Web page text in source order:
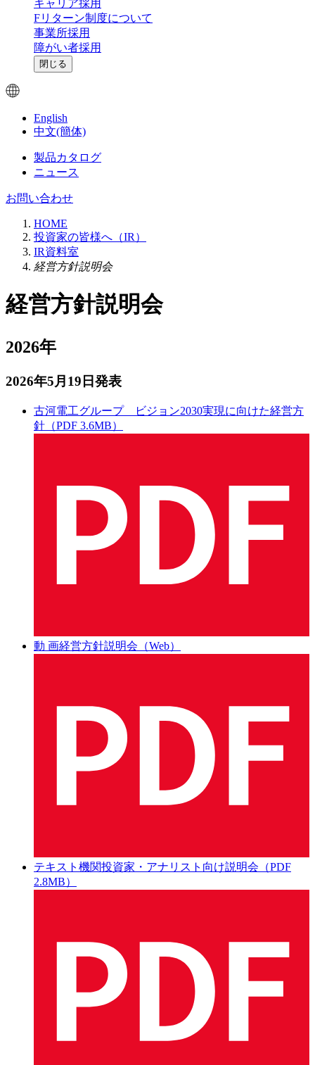
キャリア採用
Fリターン制度について
事業所採用
障がい者採用
閉じる
English
中文(簡体)
製品カタログ
ニュース
お問い合わせ
HOME
投資家の皆様へ（IR）
IR資料室
経営方針説明会
経営方針説明会
2026年
2026年5月19日発表
古河電工グループ ビジョン2030実現に向けた経営方
針（PDF 3.6MB）
動 画経営方針説明会（Web）
テキスト 機関投資家・アナリスト向け説明会（PDF
2.8MB）